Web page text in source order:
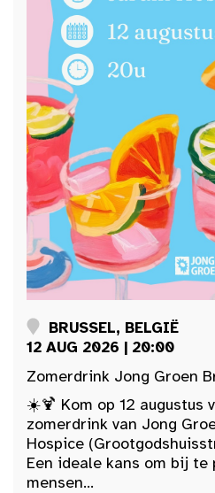
BRUSSEL, BELGIË
12 AUG 2026 | 20:00
Zomerdrink Jong Groen
☀️🍹 Kom op 12 augustus
zomerdrink van Jong
Hospice
Een ideale kans om bij te
mensen...